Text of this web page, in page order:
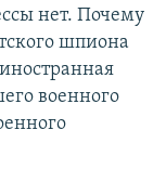
нет. Почему
шпиона
военного